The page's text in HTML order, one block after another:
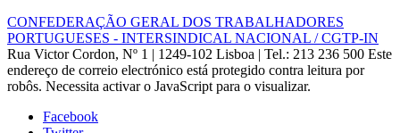
CONFEDERAÇÃO GERAL DOS TRABALHADORES
PORTUGUESES - INTERSINDICAL NACIONAL / CGTP-IN
Rua Victor Cordon, Nº 1 | 1249-102 Lisboa | Tel.: 213 236 500 Este
endereço de correio electrónico está protegido contra leitura por
robôs. Necessita activar o JavaScript para o visualizar.
Facebook